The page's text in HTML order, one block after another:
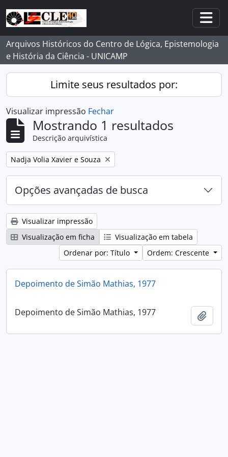
Skip to main content
Arquivos Históricos do Centro de Lógica, Epistemologia
e História da Ciência - UNICAMP
Limite seus resultados por:
Visualizar impressão Fechar
Mostrando 1 resultados
Descrição arquivística
Remover filtro:
Nadja Volia Xavier e Souza
Opções avançadas de busca
Visualizar impressão
Visualização em ficha
Visualização em tabela
Ordenar por: Título
Ordem: Crescente
Depoimento de Simão Mathias, 1977
Depoimento de Simão Mathias, 1977